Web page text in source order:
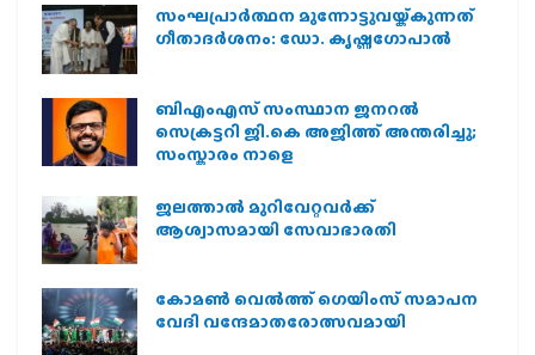
സംഘപ്രാര്‍ത്ഥന മുന്നോട്ടുവയ്ക്കുന്നത്
ഗീതാദര്‍ശനം: ഡോ. കൃഷ്ണഗോപാല്‍
ബിഎംഎസ് സംസ്ഥാന ജനറൽ
സെക്രട്ടറി ജി.കെ അജിത്ത് അന്തരിച്ചു;
സംസ്കാരം നാളെ
ജലത്താല്‍ മുറിവേറ്റവര്‍ക്ക്
ആശ്വാസമായി സേവാഭാരതി
കോമൺ വെൽത്ത് ഗെയിംസ് സമാപന
വേദി വന്ദേമാതരോത്സവമായി